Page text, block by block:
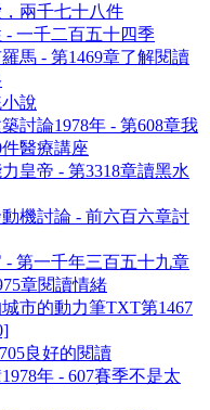
兩千七十八件
一千二百五十四季
馬 - 第1469章了解閱讀
說
討論1978年 - 第608章我
件醫療講座
皇帝 - 第3318章讀黑水
機討論 - 前六百六章討
第一千年三百五十九章
章閱讀情緒
市的動力筆TXT第1467
良好的閱讀
年 - 607賽季不是太